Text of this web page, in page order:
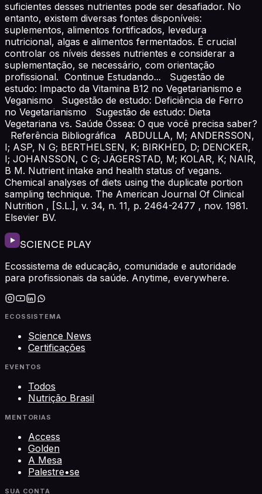
suficientes desses nutrientes pode ser desafiador. No
entanto, existem diversas fontes disponíveis:
suplementos, alimentos fortificados, levedura
nutricional, algas e alimentos fermentados. É crucial
controlar os níveis desses nutrientes e considerar a
suplementação, se necessário, com orientação
profissional. Continue Estudando... Sugestão de
estudo: Impacto da Vitamina B12 no Vegetarianismo e
Veganismo Sugestão de estudo: Deficiência de Ferro
no Vegetarianismo Sugestão de estudo: Dieta
Vegetariana vs. Saúde Óssea: O que você precisa saber?
Referência Bibliográfica ABDULLA, M; ANDERSSON,
I; ASP, N G; BERTHELSEN, K; BIRKHED, D; DENCKER,
I; JOHANSSON, C G; JÄGERSTAD, M; KOLAR, K; NAIR,
B M. Nutrient intake and health status of vegans.
Chemical analyses of diets using the duplicate portion
sampling technique. The American Journal Of Clinical
Nutrition , [S.L.], v. 34, n. 11, p. 2464-2477 , nov. 1981.
Elsevier BV.
SCIENCE PLAY
Ecossistema de educação, comunidade e autoridade
para profissionais da saúde. Anytime, everywhere.
ECOSSISTEMA
Science News
Certificações
EVENTOS
Todos
Nutrição Brasil
MENTORIAS
Access
Golden
A Mesa
Palestre•se
SUA CONTA